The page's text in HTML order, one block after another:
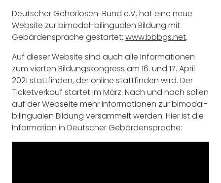
Deutscher Gehörlosen-Bund e.V. hat eine neue
Website zur bimodal-bilingualen Bildung mit
Gebärdensprache gestartet: www.bbbgs.net.
Auf dieser Website sind auch alle Informationen
zum vierten Bildungskongress am 16. und 17. April
2021 stattfinden, der online stattfinden wird. Der
Ticketverkauf startet im März. Nach und nach sollen
auf der Webseite mehr Informationen zur bimodal-
bilingualen Bildung versammelt werden. Hier ist die
Information in Deutscher Gebärdensprache: